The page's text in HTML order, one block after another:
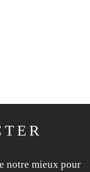
notre mieux pour